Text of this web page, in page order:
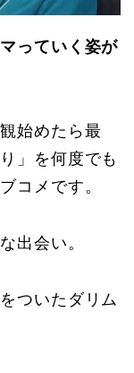
っていく姿が
始めたら最
」を何度でも
コメです。
出会い。
ついたダリム